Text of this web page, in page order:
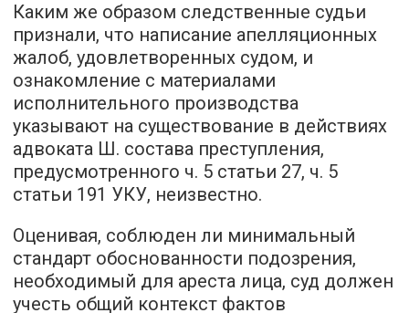
Каким же образом следственные судьи
признали, что написание апелляционных
жалоб, удовлетворенных судом, и
ознакомление с материалами
исполнительного производства
указывают на существование в действиях
адвоката Ш. состава преступления,
предусмотренного ч. 5 статьи 27, ч. 5
статьи 191 УКУ, неизвестно.
Оценивая, соблюден ли минимальный
стандарт обоснованности подозрения,
необходимый для ареста лица, суд должен
учесть общий контекст фактов